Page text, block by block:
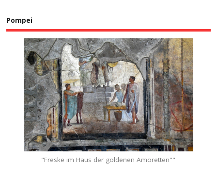
Pompei
"Freske im Haus der goldenen Amoretten""